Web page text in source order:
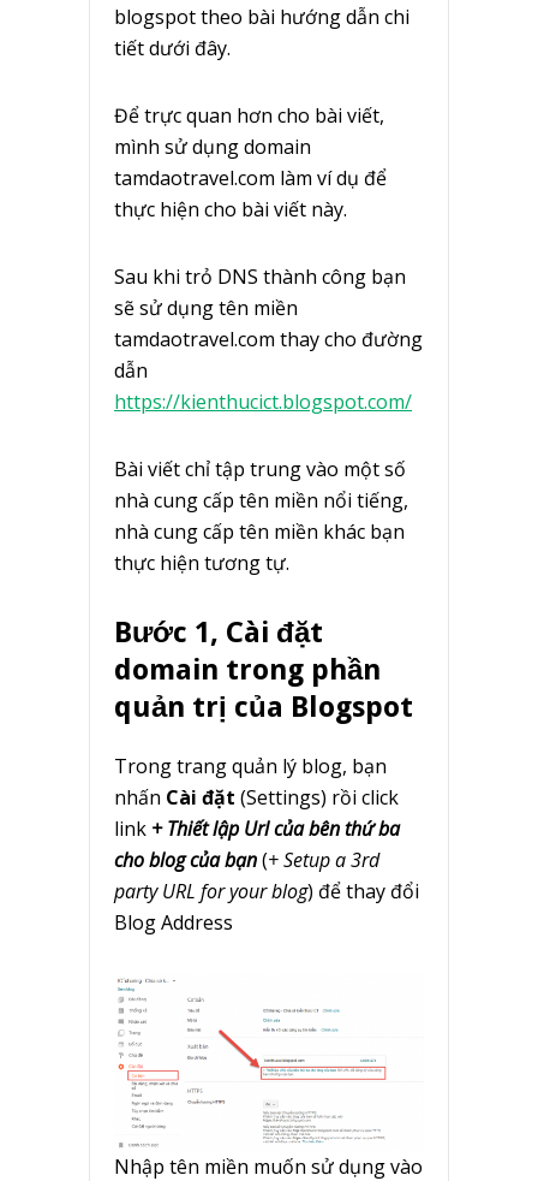
blogspot theo bài hướng dẫn chi
tiết dưới đây.
Để trực quan hơn cho bài viết,
mình sử dụng domain
tamdaotravel.com làm ví dụ để
thực hiện cho bài viết này.
Sau khi trỏ DNS thành công bạn
sẽ sử dụng tên miền
tamdaotravel.com thay cho đường
dẫn
https://kienthucict.blogspot.com/
Bài viết chỉ tập trung vào một số
nhà cung cấp tên miền nổi tiếng,
nhà cung cấp tên miền khác bạn
thực hiện tương tự.
Bước 1, Cài đặt
domain trong phần
quản trị của Blogspot
Trong trang quản lý blog, bạn
nhấn Cài đặt (Settings) rồi click
link + Thiết lập Url của bên thứ ba
cho blog của bạn(+ Setup a 3rd
party URL for your blog) để thay đổi
Blog Address
Nhập tên miền muốn sử dụng vào